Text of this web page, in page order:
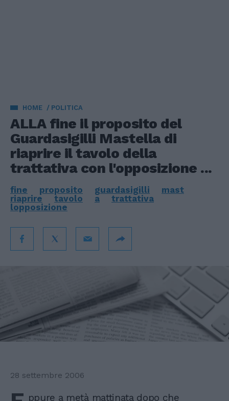
HOME POLITICA
ALLA fine il proposito del
Guardasigilli Mastella di
riaprire il tavolo della
trattativa con l'opposizione ...
fine proposito guardasigilli
mast
riaprire
tavolo a
trattativa
lopposizione
28 settembre 2006
ppure a metà mattinata dopo che